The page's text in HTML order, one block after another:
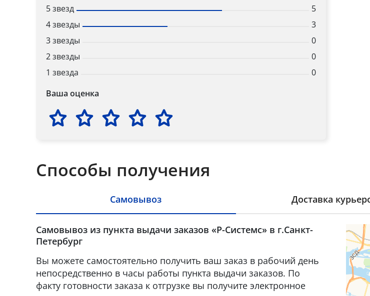
5 звезд
5
4 звезды
3
3 звезды
0
2 звезды
0
1 звезда
0
Ваша оценка
Способы получения
Самовывоз Доставка
Самовывоз из пункта выдачи заказов «Р-Системс» в г.Санкт-
Петербург
Вы можете самостоятельно получить ваш заказ в рабочий день
непосредственно в часы работы пункта выдачи заказов. По
факту готовности заказа к отгрузке вы получите электронное